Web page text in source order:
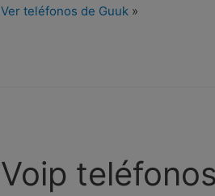
Ver teléfonos de Guuk »
Voip teléfonos